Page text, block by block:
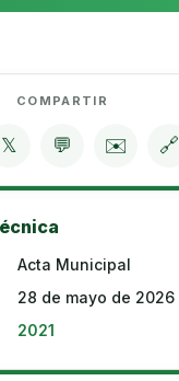
COMPARTIR
𝕏 💬 ✉️ 🔗
Acta Municipal
28 de mayo de 2026
2021